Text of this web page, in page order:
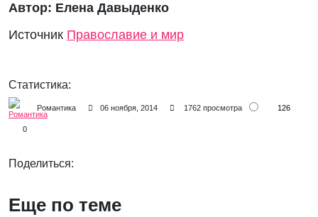
Автор: Елена Давыденко
Источник Православие и мир
Статистика:
Романтика 06 ноября, 2014 1762 просмотра 126
0
Поделиться:
Еще по теме